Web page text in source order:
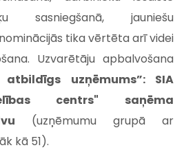
sasniegšanā, jauniešu
tika vērtēta arī videi
Uzvarētāju apbalvošana
atbildīgs uzņēmums”: SIA
centrs" saņēma
(uzņēmumu grupā ar
kā 51).